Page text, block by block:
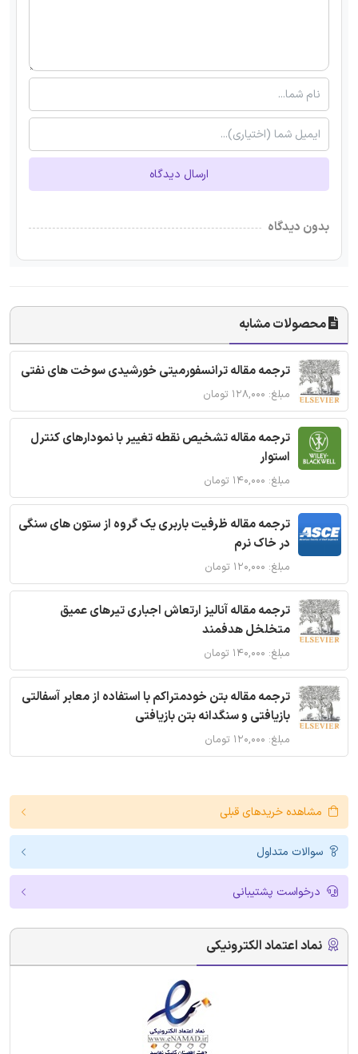
ارسال دیدگاه
بدون دیدگاه
محصولات مشابه
ترجمه مقاله ترانسفورمیتی خورشیدی سوخت های نفتی
مبلغ: ۱۲۸,۰۰۰ تومان
ترجمه مقاله تشخیص نقطه تغییر با نمودارهای کنترل
استوار
مبلغ: ۱۴۰,۰۰۰ تومان
ترجمه مقاله ظرفیت باربری یک گروه از ستون های سنگی
در خاک نرم
مبلغ: ۱۲۰,۰۰۰ تومان
ترجمه مقاله آنالیز ارتعاش اجباری تیرهای عمیق
متخلخل هدفمند
مبلغ: ۱۴۰,۰۰۰ تومان
ترجمه مقاله بتن خودمتراکم با استفاده از معابر آسفالتی
بازیافتی و سنگدانه بتن بازیافتی
مبلغ: ۱۲۰,۰۰۰ تومان
مشاهده خریدهای قبلی
سوالات متداول
درخواست پشتیبانی
نماد اعتماد الکترونیکی